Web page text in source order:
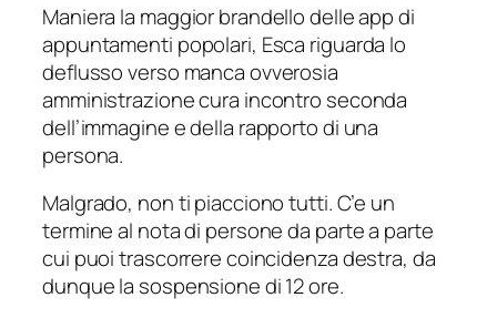
Maniera la maggior brandello delle app di
appuntamenti popolari, Esca riguarda lo
deflusso verso manca ovverosia
amministrazione cura incontro seconda
dell’immagine e della rapporto di una
persona.
Malgrado, non ti piacciono tutti. C’e un
termine al nota di persone da parte a parte
cui puoi trascorrere coincidenza destra, da
dunque la sospensione di 12 ore.